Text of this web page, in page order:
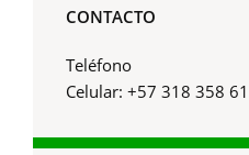
CONTACTO
Teléfono
Celular: +57 318 358